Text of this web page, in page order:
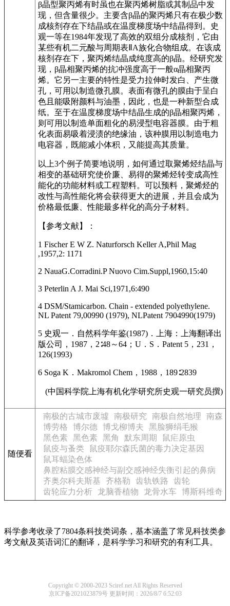
β晶型聚丙烯有时虽也在聚丙烯树脂或其制品中发
现，但含量很少。主要含β晶的聚丙烯只有在极少数
成核剂存在下结晶或在温度梯度场中结晶得到。史
观一等在1984年发现了高效的双组分成核剂，它由
某些有机二元酸与周期表ⅡA族化合物组成。在该成
核剂存在下，聚丙烯结晶成纯度高的β晶。经研究发
现，β晶相聚丙烯的抗冲强度高于一般α晶相聚丙
烯。它另一主要的特性是受力拉伸时发白、产生微
孔，可用以制造微孔膜。表面有微孔的膜由于呈白
色且能吸附颜料与油墨，因此，也是一种新型合成
纸。至于在温度梯度场中结晶生成的β晶相聚丙烯，
则可用以制造单面粗化的易浸型电容器膜。由于粗
化表面易吸着浸渍的绝缘油，该种膜用以制造电力
电容器，既能减小体积，又能提高其质量。
以上3个例子简要地说明，如何通过取聚烯烃结晶与
相变的基础研究使价廉、易得的聚烯烃转变成高性
能化的功能材料或工程塑料。可以预料，聚烯烃的
改性与高性能化将会获得更大的进展，并且会成为
价格最低廉、性能最多样化的高分子材料。
【参考文献】：
1 Fischer E W Z. Naturforsch Keller A,Phil Mag
,1957,2: 1171
2 NauaG.Corradini.P Nuovo Cim.Suppl,1960,15:40
3 Peterlin A J. Mai Sci,1971,6:490
4 DSM/Stamicarbon. Chain - extended polyethylene.
NL Patent 79,00990 (1979), NLPatent 7904990(1979)
5 史观一．自然科学年鉴(1987)．上海：上海翻译出
版公司，1987，2∶48～64；U．S．Patent 5，231，
126(1993)
6 Soga K．Makromol Chem，1988，189∶2839
(中国科学院上海有机化学研究所史观一研究员撰)
随便看
南极的古城市废墟 南极研究 南极自然地理
南森
博劳格
博尔德 博戈柳博夫
黑脸狮绢毛猴
黑色素 黑色素 黑角 默东周期
鼠疟原虫
鼠疫与蚤类
鼠疫耶尔森氏菌的毒力决定基因
鼠耳蝠染色体
鼻腔粘膜交感神经与副交感神经失衡引起的鼻病
齐奥尔科夫斯基
齐格勒 齿轨铁路
齿轮
齿轮应力分析
龙脑香植物 龙骨水车 博斯科维奇
科学参考收录了7804条科技类词条，基本涵盖了常见科技类参
考文献及英语词汇的翻译，是科学学习和研究的有利工具。
Copyright © 2000-2023 Sciref.net All Rights Reserved
京ICP备2021023879号更新时间：2026/8/7 6:52:03